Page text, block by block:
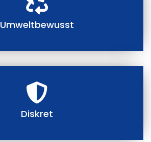
Umweltbewusst
Diskret